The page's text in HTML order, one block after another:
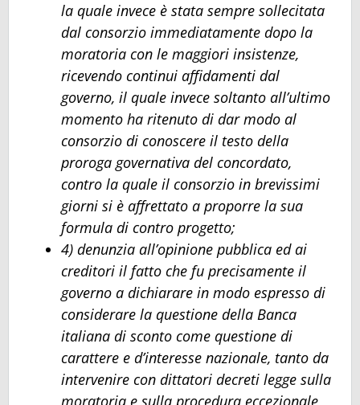
la quale invece è stata sempre sollecitata
dal consorzio immediatamente dopo la
moratoria con le maggiori insistenze,
ricevendo continui affidamenti dal
governo, il quale invece soltanto all’ultimo
momento ha ritenuto di dar modo al
consorzio di conoscere il testo della
proroga governativa del concordato,
contro la quale il consorzio in brevissimi
giorni si è affrettato a proporre la sua
formula di contro progetto;
4) denunzia all’opinione pubblica ed ai
creditori il fatto che fu precisamente il
governo a dichiarare in modo espresso di
considerare la questione della Banca
italiana di sconto come questione di
carattere e d’interesse nazionale, tanto da
intervenire con dittatori decreti legge sulla
moratoria e sulla procedura eccezionale